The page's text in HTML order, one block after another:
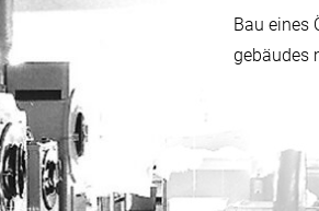
Bau eines
gebäudes